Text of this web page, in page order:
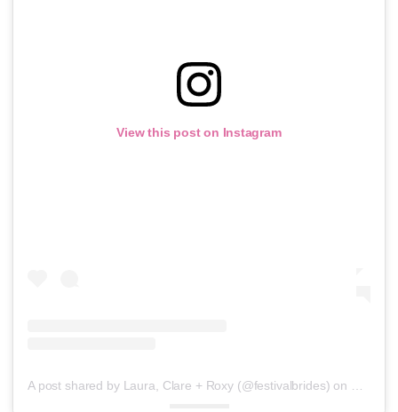
View this post on Instagram
A post shared by Laura, Clare + Roxy (@festivalbrides) on